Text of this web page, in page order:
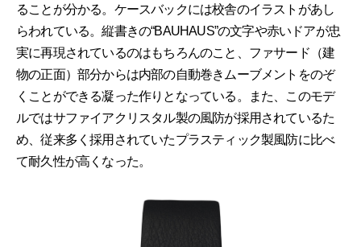
ることが分かる。ケースバックには校舎のイラストがあし
らわれている。縦書きの“BAUHAUS”の文字や赤いドアが忠
実に再現されているのはもちろんのこと、ファサード（建
物の正面）部分からは内部の自動巻きムーブメントをのぞ
くことができる凝った作りとなっている。また、このモデ
ルではサファイアクリスタル製の風防が採用されているた
め、従来多く採用されていたプラスティック製風防に比べ
て耐久性が高くなった。